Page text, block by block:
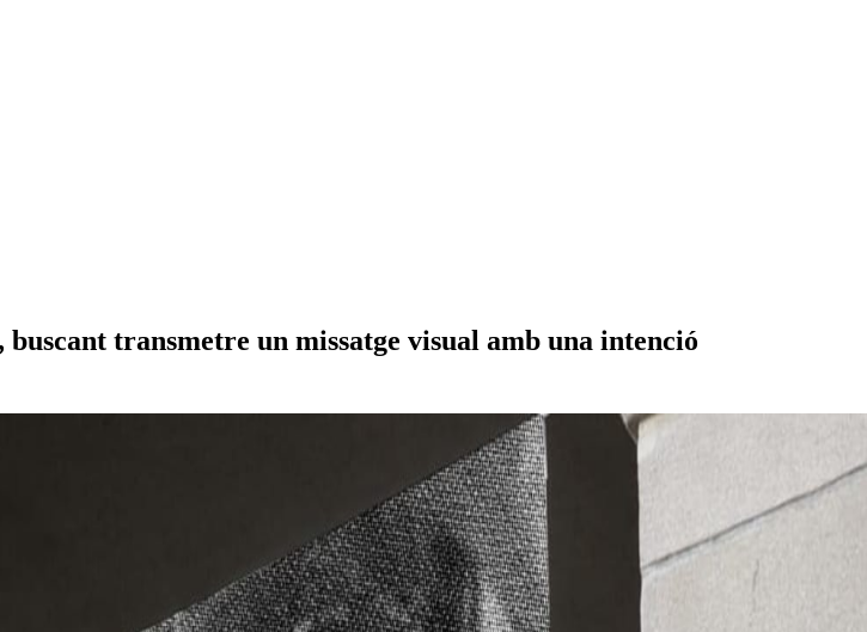
transmetre un missatge visual amb una intenció